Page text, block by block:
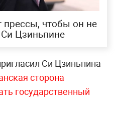
прессы, чтобы он не
Цзиньпине
Си Цзиньпина
сторона
государственный